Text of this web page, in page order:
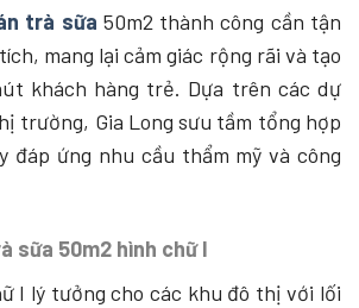
trà sữa 50m2 thành công cần tận
mang lại cảm giác rộng rãi và tạo
khách hàng trẻ. Dựa trên các dự
trường, Gia Long sưu tầm tổng hợp
đáp ứng nhu cầu thẩm mỹ và công
sữa 50m2 hình chữ I
I lý tưởng cho các khu đô thị với lối